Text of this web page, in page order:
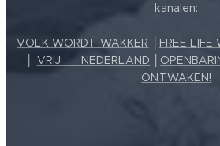
kanalen:
VOLK WORDT WAKKER FREE LIFE
VRIJ ❤️ NEDERLAND
ONTWAKEN!